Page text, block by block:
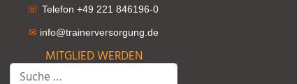
☏ Telefon +49 221 846196-0
✉ info@trainerversorgung.de
MITGLIED WERDEN
Suchen